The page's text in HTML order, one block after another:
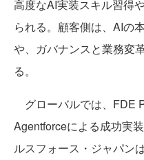
高度なAI実装スキル習得
られる。顧客側は、AIの
や、ガバナンスと業務変
る。
グローバルでは、FDE
Agentforceによる成功実
ルスフォース・ジャパン